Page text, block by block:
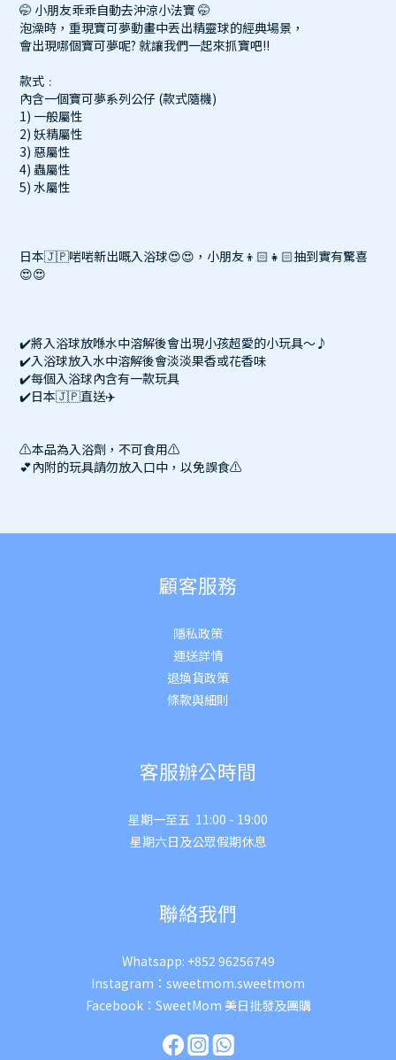
🤭 小朋友乖乖自動去沖涼小法寶 🤭
泡澡時，重現寶可夢動畫中丟出精靈球的經典場景，
會出現哪個寶可夢呢? 就讓我們一起來抓寶吧!!
款式﹕
內含一個寶可夢系列公仔 (款式隨機)
1) 一般屬性
2) 妖精屬性
3) 惡屬性
4) 蟲屬性
5) 水屬性
日本🇯🇵啱啱新出嘅入浴球😍😍，小朋友👦🏻👧🏻抽到實有驚喜
😍😍
✔️將入浴球放喺水中溶解後會出現小孩超愛的小玩具～♪
✔️入浴球放入水中溶解後會淡淡果香或花香味
✔️每個入浴球內含有一款玩具
✔️日本🇯🇵直送✈️
⚠️本品為入浴劑，不可食用⚠️
💕內附的玩具請勿放入口中，以免誤食⚠️
顧客服務
隱私政策
運送詳情
退換貨政策
條款與細則
客服辦公時間
星期一至五 11:00 - 19:00
星期六日及公眾假期休息
聯絡我們
Whatsapp: +852 96256749
Instagram： sweetmom.sweetmom
Facebook： SweetMom 美日批發及團購